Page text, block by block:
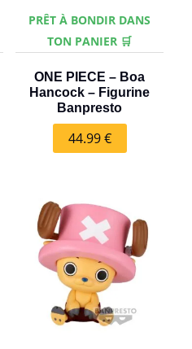
PRÊT À BONDIR DANS
TON PANIER 🛒
ONE PIECE – Boa
Hancock – Figurine
Banpresto
44.99€